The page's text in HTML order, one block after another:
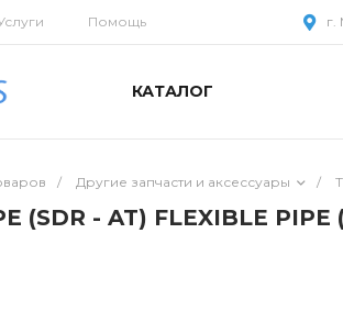
Помощь г.
КАТАЛОГ
/ Другие запчасти и аксессуары /
(SDR - AT) FLEXIBLE PIPE